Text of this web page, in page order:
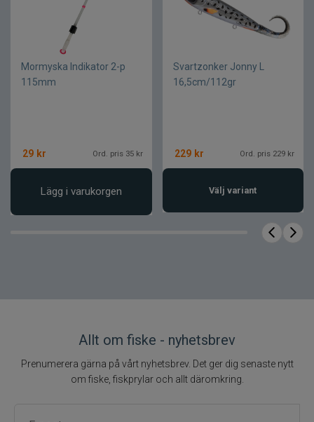
lintrassel
Svenskt hantverk från Ljungsbro
Mycket användarvänligt
Produkt Dalaspöt Pimpelspö
Tillverkning
Handgjort i Sverige
(Ljungsbro)
Mormyska Indikator 2-p
115mm
29 kr Ord. pris 35 kr
Lägg i varukorgen
Svartzonker Jonny L
16,5cm/112gr
229 kr Ord. pris 229 kr
Välj variant
Allt om fiske - nyhetsbrev
Prenumerera gärna på vårt nyhetsbrev. Det ger dig senaste nytt
om fiske, fiskprylar och allt däromkring.